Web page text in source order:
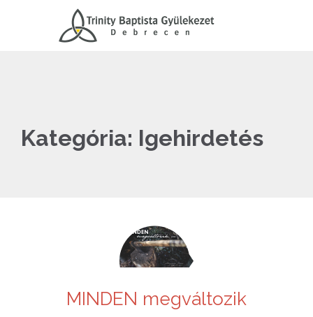
Kategória: Igehirdetés
MINDEN megváltozik